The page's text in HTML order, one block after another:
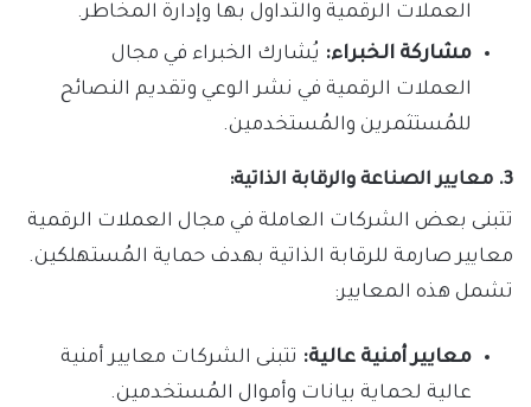
العملات الرقمية والتداول بها وإدارة المخاطر.
مشاركة الخبراء: يُشارك الخبراء في مجال
العملات الرقمية في نشر الوعي وتقديم النصائح
للمُستثمرين والمُستخدمين.
3. معايير الصناعة والرقابة الذاتية:
تتبنى بعض الشركات العاملة في مجال العملات الرقمية
معايير صارمة للرقابة الذاتية بهدف حماية المُستهلكين.
تشمل هذه المعايير:
معايير أمنية عالية: تتبنى الشركات معايير أمنية
عالية لحماية بيانات وأموال المُستخدمين.